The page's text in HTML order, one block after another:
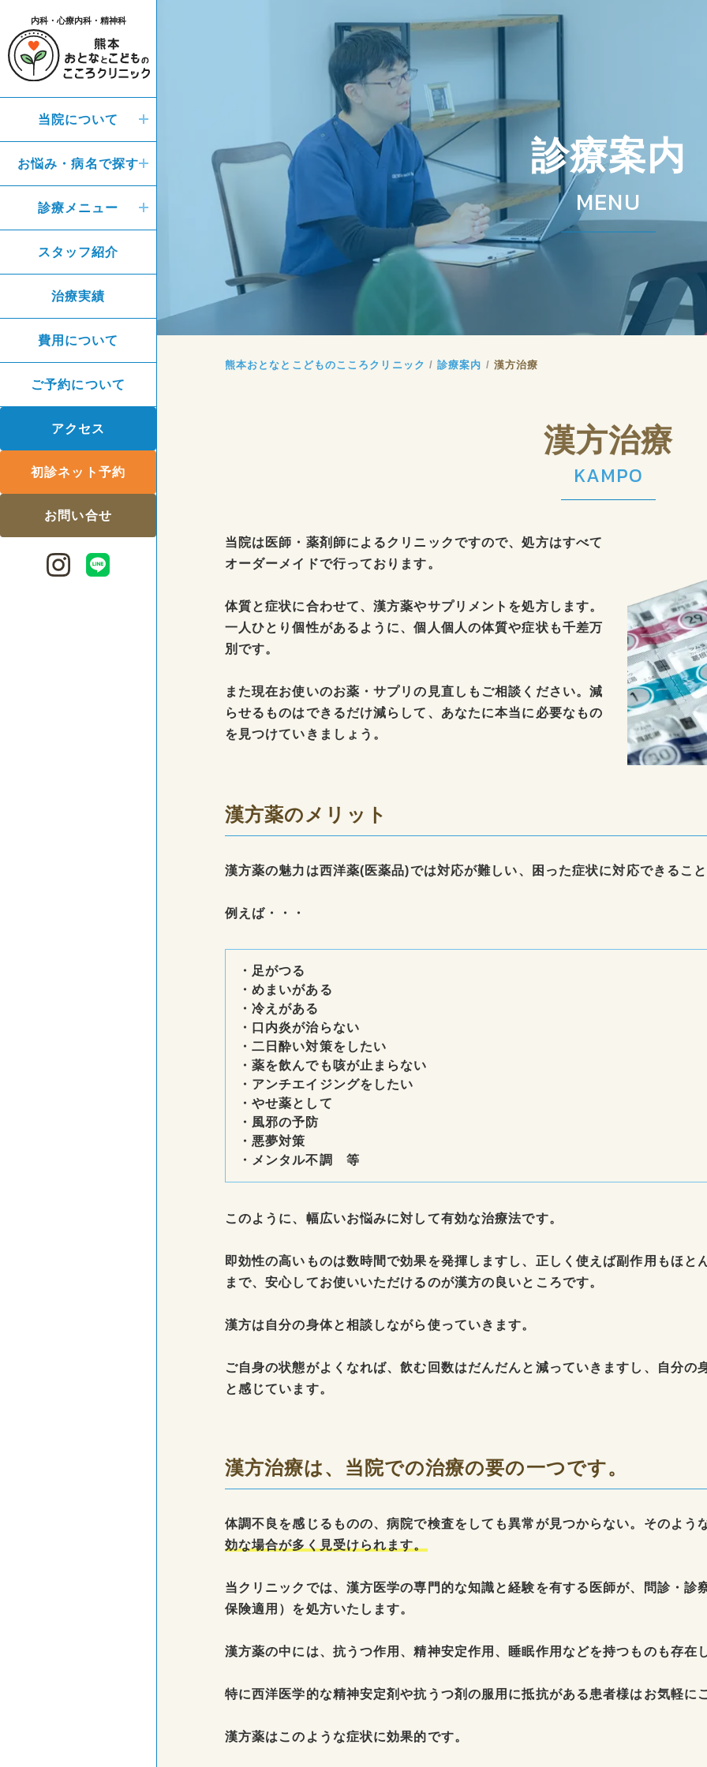
内科・心療内科・精神科
当院について
お悩み・病名で探す
診療メニュー
スタッフ紹介
治療実績
費用について
ご予約について
アクセス
初診ネット予約
お問い合せ
診療案内
MENU
熊本おとなとこどものこころクリニック 診療案内 漢方治療
漢方治療
KAMPO
当院は医師・薬剤師によるクリニックですので、処方はすべて
オーダーメイドで行っております。
体質と症状に合わせて、漢方薬やサプリメントを処方します。
一人ひとり個性があるように、個人個人の体質や症状も千差万
別です。
また現在お使いのお薬・サプリの見直しもご相談ください。減
らせるものはできるだけ減らして、あなたに本当に必要なもの
を見つけていきましょう。
漢方薬のメリット
漢方薬の魅力は西洋薬(医薬品)では対応が難しい、困った症状に対応できるこ
例えば・・・
・足がつる
・めまいがある
・冷えがある
・口内炎が治らない
・二日酔い対策をしたい
・薬を飲んでも咳が止まらない
・アンチエイジングをしたい
・やせ薬として
・風邪の予防
・悪夢対策
・メンタル不調 等
このように、幅広いお悩みに対して有効な治療法です。
即効性の高いものは数時間で効果を発揮しますし、正しく使えば副作用もほと
まで、安心してお使いいただけるのが漢方の良いところです。
漢方は自分の身体と相談しながら使っていきます。
ご自身の状態がよくなれば、飲む回数はだんだんと減っていきますし、自分
と感じています。
漢方治療は、当院での治療の要の一つです。
体調不良を感じるものの、病院で検査をしても異常が見つからない。そのよう
効な場合が多く見受けられます。
当クリニックでは、漢方医学の専門的な知識と経験を有する医師が、問診・診
保険適用）を処方いたします。
漢方薬の中には、抗うつ作用、精神安定作用、睡眠作用などを持つものも存在
特に西洋医学的な精神安定剤や抗うつ剤の服用に抵抗がある患者様はお気軽に
漢方薬はこのような症状に効果的です。